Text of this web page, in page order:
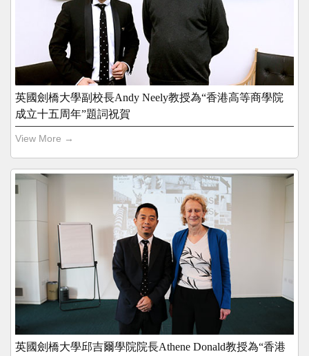
英國劍橋大學副校長Andy Neely教授為“香港高等商學院
成立十五周年”題詞祝賀
View More →
英國劍橋大學邱吉爾學院院長Athene Donald教授為“香港